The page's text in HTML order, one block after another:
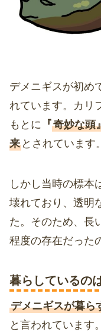
デメニギスが初め
れています。カリ
もとに 『奇妙な頭
来 とされています。
しかし当時の標本
壊れており、透明
た。そのため、長
程度の存在だった
暮らしているの
デメニギスが暮ら
と言われています